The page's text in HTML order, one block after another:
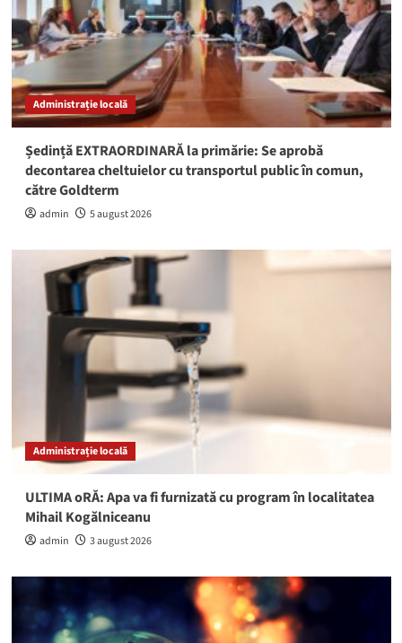
Administrație locală
Ședință EXTRAORDINARĂ la primărie: Se aprobă
decontarea cheltuielor cu transportul public în comun,
către Goldterm
admin 5 august 2026
Administrație locală
ULTIMA oRĂ: Apa va fi furnizată cu program în localitatea
Mihail Kogălniceanu
admin 3 august 2026